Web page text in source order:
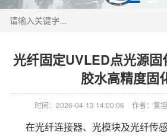
光纤固定UVLED点光源
胶水高精度固
时间：2026-04-13 14:00:06 作者：复
在光纤连接器、光模块及光纤传